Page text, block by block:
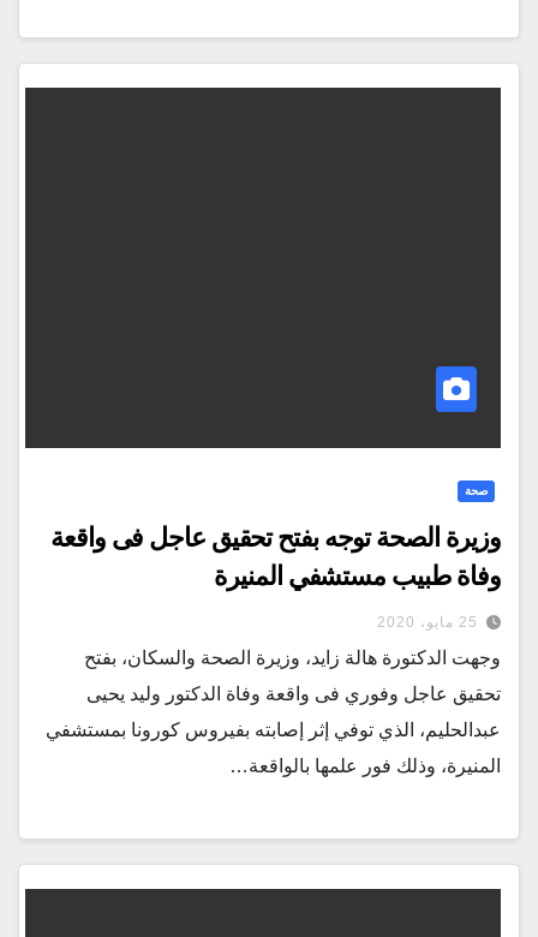
صحة
وزيرة الصحة توجه بفتح تحقيق عاجل فى واقعة
وفاة طبيب مستشفي المنيرة
25 مايو، 2020
وجهت الدكتورة هالة زايد، وزيرة الصحة والسكان، بفتح
تحقيق عاجل وفوري فى واقعة وفاة الدكتور وليد يحيى
عبدالحليم، الذي توفي إثر إصابته بفيروس كورونا بمستشفي
المنيرة، وذلك فور علمها بالواقعة…